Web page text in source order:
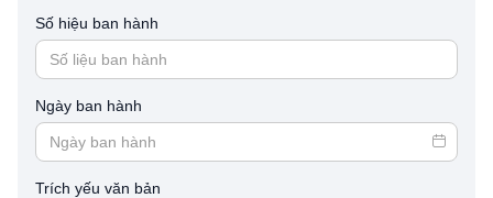
Số hiệu ban hành
Ngày ban hành
Trích yếu văn bản